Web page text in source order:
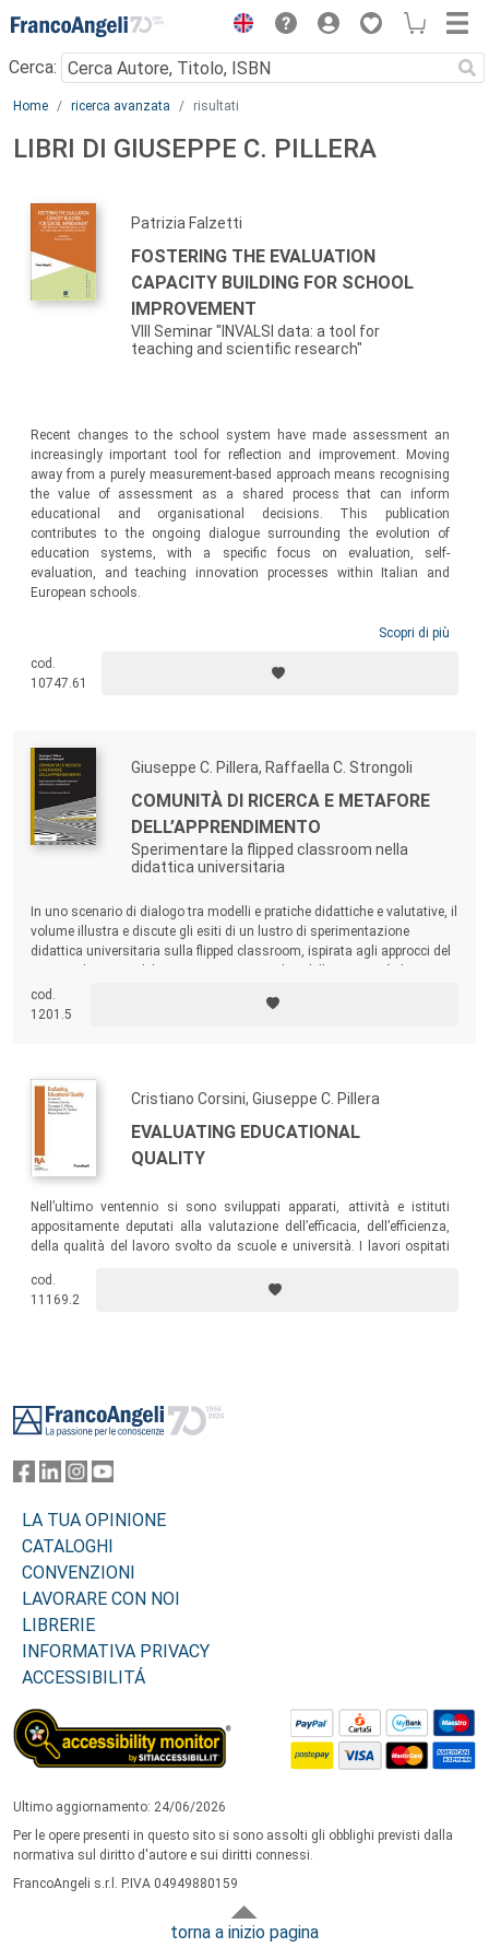
Menu
Cerca:
Main content
Home ricerca avanzata risultati
LIBRI DI GIUSEPPE C. PILLERA
Patrizia Falzetti
FOSTERING THE EVALUATION
CAPACITY BUILDING FOR SCHOOL
IMPROVEMENT
VIII Seminar "INVALSI data: a tool for
teaching and scientific research"
Recent changes to the school system have made assessment an
increasingly important tool for reflection and improvement. Moving
away from a purely measurement-based approach means recognising
the value of assessment as a shared process that can inform
educational and organisational decisions. This publication
contributes to the ongoing dialogue surrounding the evolution of
education systems, with a specific focus on evaluation, self-
evaluation, and teaching innovation processes within Italian and
European schools.
Scopri di più
cod.
10747.61
Giuseppe C. Pillera, Raffaella C. Strongoli
COMUNITÀ DI RICERCA E METAFORE
DELL’APPRENDIMENTO
Sperimentare la flipped classroom nella
didattica universitaria
In uno scenario di dialogo tra modelli e pratiche didattiche e valutative, il
volume illustra e discute gli esiti di un lustro di sperimentazione
didattica universitaria sulla flipped classroom, ispirata agli approcci del
cod.
1201.5
Cristiano Corsini, Giuseppe C. Pillera
EVALUATING EDUCATIONAL
QUALITY
Nell’ultimo ventennio si sono sviluppati apparati, attività e istituti
appositamente deputati alla valutazione dell’efficacia, dell’efficienza,
della qualità del lavoro svolto da scuole e università. I lavori ospitati
restituendo esperienze diverse, analisi critiche, punti di forza e di
debolezza.
cod.
11169.2
LA TUA OPINIONE
CATALOGHI
CONVENZIONI
LAVORARE CON NOI
LIBRERIE
INFORMATIVA PRIVACY
ACCESSIBILITÁ
Ultimo aggiornamento: 24/06/2026
Per le opere presenti in questo sito si sono assolti gli obblighi previsti dalla
normativa sul diritto d'autore e sui diritti connessi.
FrancoAngeli s.r.l. P.IVA 04949880159
torna a inizio pagina